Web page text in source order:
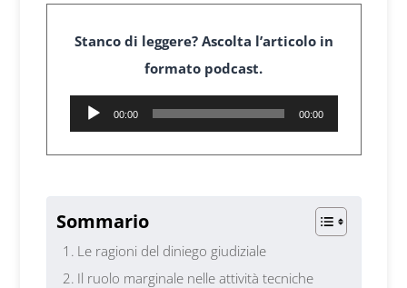
Stanco di leggere? Ascolta l’articolo in
formato podcast.
Audio
Player
00:00 00:00
Sommario
Le ragioni del diniego giudiziale
Il ruolo marginale nelle attività tecniche